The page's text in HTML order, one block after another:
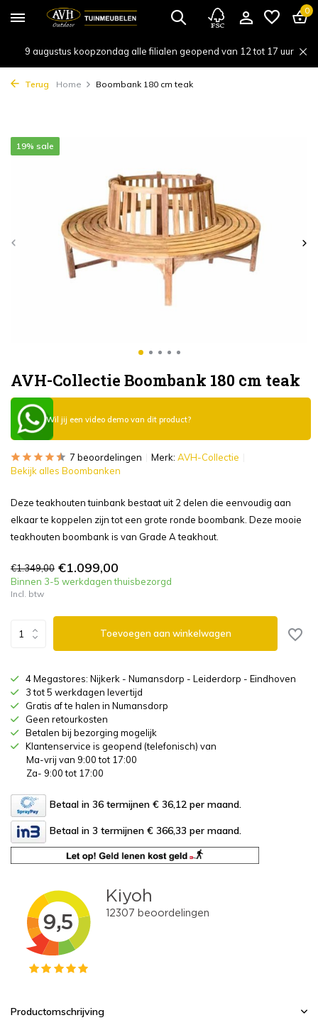
0
9 augustus koopzondag alle filialen geopend van 12 tot 17 uur
Terug Home Boombank 180 cm teak
AVH-Collectie Boombank 180 cm teak
19% sale
Wil jij een video demo van dit product?
7 beoordelingen Merk: AVH-Collectie
Bekijk alles Boombanken
Deze teakhouten tuinbank bestaat uit 2 delen die eenvoudig aan
elkaar te koppelen zijn tot een grote ronde boombank. Deze mooie
teakhouten boombank is van Grade A teakhout.
€1.349,00 €1.099,00
Binnen 3-5 werkdagen thuisbezorgd
Incl. btw
Toevoegen aan winkelwagen
4 Megastores: Nijkerk - Numansdorp - Leiderdorp - Eindhoven
3 tot 5 werkdagen levertijd
Gratis af te halen in Numansdorp
Geen retourkosten
Betalen bij bezorging mogelijk
Klantenservice is geopend (telefonisch) van
Ma-vrij van 9:00 tot 17:00
Za- 9:00 tot 17:00
Betaal in 36 termijnen € 36,12 per maand.
Betaal in 3 termijnen € 366,33 per maand.
Productomschrijving